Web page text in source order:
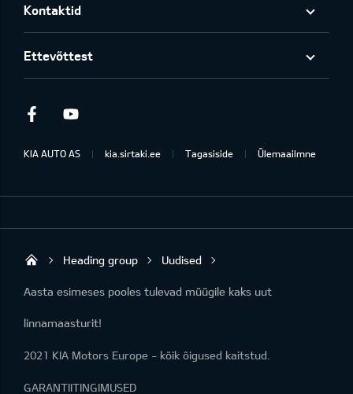
Kontaktid
Ettevõttest
Facebook
KIA AUTO AS kia.sirtaki.ee Tagasiside Ülemaailmne
Sirtaki OÜ
Heading group Uudised
Aasta esimeses pooles tulevad müügile kaks uut
linnamaasturit!
2021 KIA Motors Europe - kõik õigused kaitstud.
GARANTIITINGIMUSED